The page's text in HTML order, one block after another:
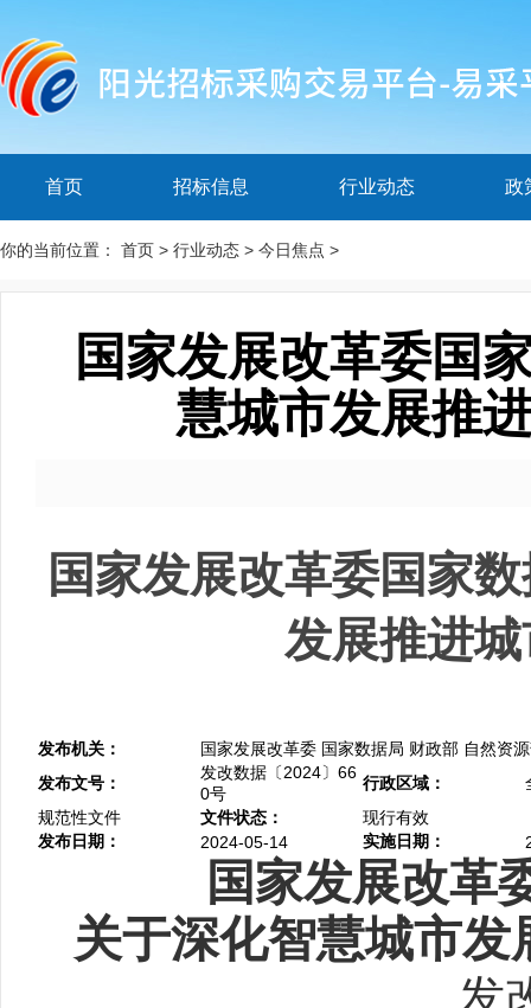
首页 招标信息 行业动态 政
你的当前位置： 首页 > 行业动态 > 今日焦点 >
国家发展改革委国
慧城市发展推
国家发展改革委国家
发展推进
发布机关：
国家发展改革委 国家数据局 财政部 自然资
发布文号：
发改数据〔2024〕66
0号
行政区域：
规范性文件
文件状态：
现行有效
发布日期：
2024-05-14 实施日期：
国家发展改革
关于深化智慧城市
发